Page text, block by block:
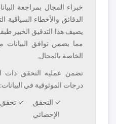
خبراء المجال بمراجعة
الدقائق والأخطاء السياقية
يضيف هذا التدقيق الخبير
مما يضمن توافق البيانات
الخاصة بالمجال.
تضمن عملية التحقق ذات
درجات الموثوقية في البيانات:
✓ التحقق
الإحصائي
✓ تحقق